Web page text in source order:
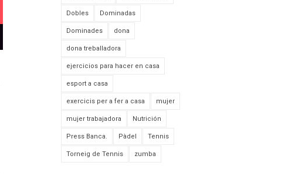
Dobles Dominadas
Dominades dona
dona treballadora
ejercicios para hacer en casa
esport a casa
exercicis per a fer a casa mujer
mujer trabajadora Nutrición
Press Banca. Pàdel Tennis
Torneig de Tennis zumba